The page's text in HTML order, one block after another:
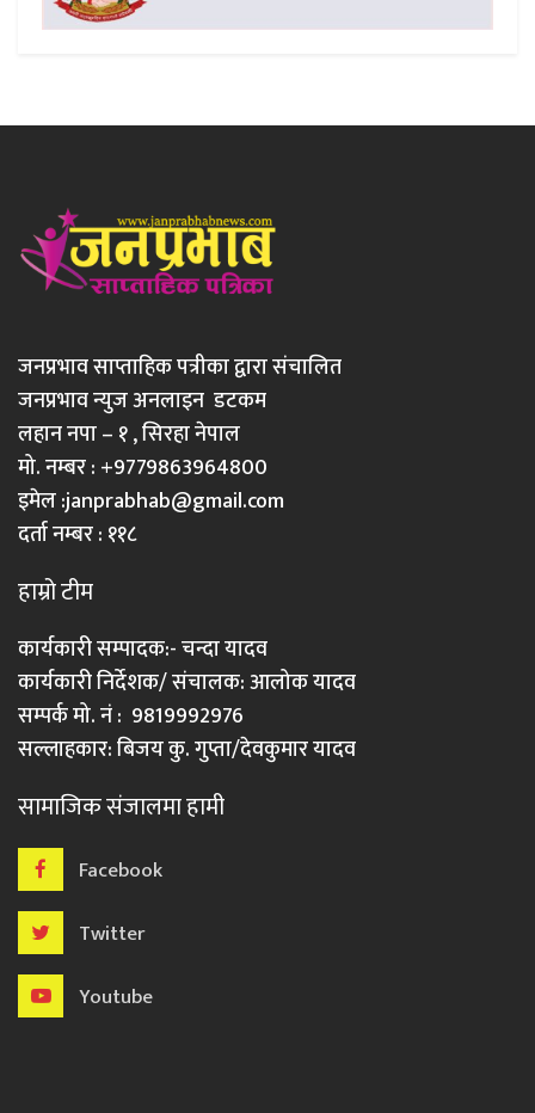
जनप्रभाव साप्ताहिक पत्रीका द्वारा संचालित
जनप्रभाव न्युज अनलाइन डटकम
लहान नपा – १ , सिरहा नेपाल
मो. नम्बर : +9779863964800
इमेल :janprabhab@gmail.com
दर्ता नम्बर : ११८
हाम्रो टीम
कार्यकारी सम्पादक:- चन्दा यादव
कार्यकारी निर्देशक/ संचालक: आलोक यादव
सम्पर्क मो. नं : 9819992976
सल्लाहकार: बिजय कु. गुप्ता/देवकुमार यादव
सामाजिक संजालमा हामी
Facebook
Twitter
Youtube